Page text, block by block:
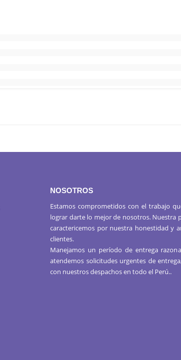
NOSOTROS
Estamos comprometidos con el trabajo
lograr darte lo mejor de nosotros. Nuestra
caractericemos por nuestra honestidad y
clientes.
Manejamos un período de entrega
atendemos solicitudes urgentes de
con nuestros despachos en todo el Perú..